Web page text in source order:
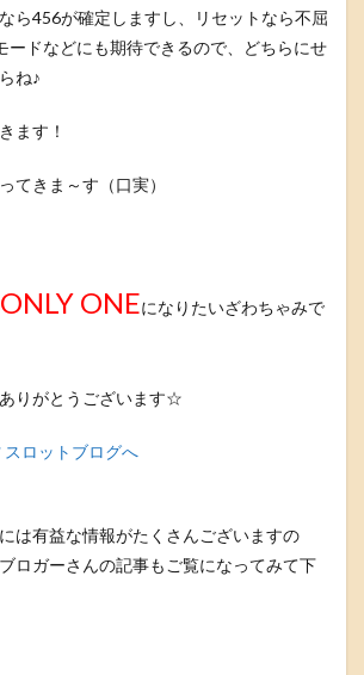
ら456が確定しますし、リセットなら不屈
ードなどにも期待できるので、どちらにせ
ね♪
ます！
てきま～す（口実）
ONLY ONEになりたいざわちゃみで
りがとうございます☆
は有益な情報がたくさんございますの
ロガーさんの記事もご覧になってみて下